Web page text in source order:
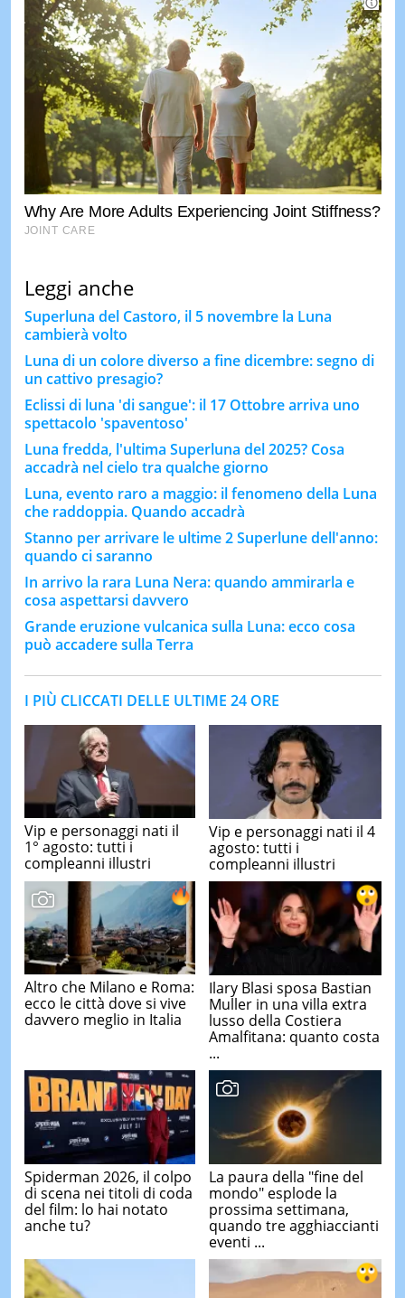
Leggi anche
Superluna del Castoro, il 5 novembre la Luna
cambierà volto
Luna di un colore diverso a fine dicembre: segno di
un cattivo presagio?
Eclissi di luna 'di sangue': il 17 Ottobre arriva uno
spettacolo 'spaventoso'
Luna fredda, l'ultima Superluna del 2025? Cosa
accadrà nel cielo tra qualche giorno
Luna, evento raro a maggio: il fenomeno della Luna
che raddoppia. Quando accadrà
Stanno per arrivare le ultime 2 Superlune dell'anno:
quando ci saranno
In arrivo la rara Luna Nera: quando ammirarla e
cosa aspettarsi davvero
Grande eruzione vulcanica sulla Luna: ecco cosa
può accadere sulla Terra
I PIÙ CLICCATI DELLE ULTIME 24 ORE
Vip e personaggi nati il
1° agosto: tutti i
compleanni illustri
Vip e personaggi nati il 4
agosto: tutti i
compleanni illustri
Altro che Milano e Roma:
ecco le città dove si vive
davvero meglio in Italia
Ilary Blasi sposa Bastian
Muller in una villa extra
lusso della Costiera
Amalfitana: quanto costa
...
Spiderman 2026, il colpo
di scena nei titoli di coda
del film: lo hai notato
anche tu?
La paura della "fine del
mondo" esplode la
prossima settimana,
quando tre agghiaccianti
eventi ...